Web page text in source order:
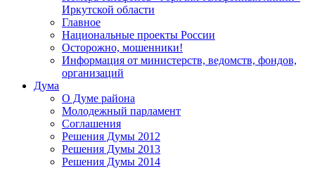
Иркутской области
Главное
Национальные проекты России
Осторожно, мошенники!
Информация от министерств, ведомств, фондов,
организаций
Дума
О Думе района
Молодежный парламент
Соглашения
Решения Думы 2012
Решения Думы 2013
Решения Думы 2014